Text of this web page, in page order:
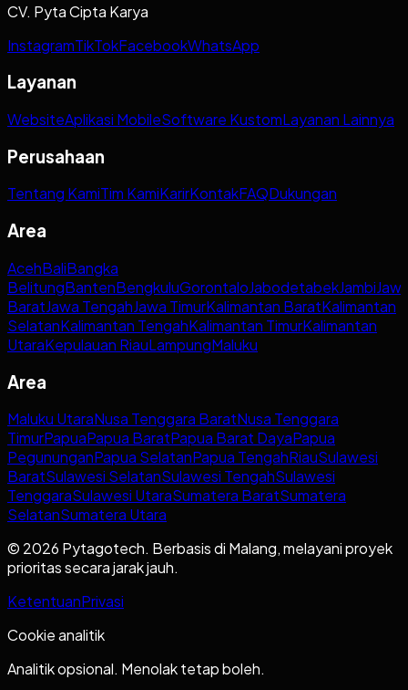
CV. Pyta Cipta Karya
InstagramTikTokFacebookWhatsApp
Layanan
WebsiteAplikasi MobileSoftware KustomLayanan Lainnya
Perusahaan
Tentang KamiTim KamiKarirKontakFAQDukungan
Area
AcehBaliBangka
BelitungBantenBengkuluGorontaloJabodetabekJambi
BaratJawa TengahJawa TimurKalimantan BaratKalimantan
SelatanKalimantan TengahKalimantan TimurKalimantan
UtaraKepulauan RiauLampungMaluku
Area
Maluku UtaraNusa Tenggara BaratNusa Tenggara
TimurPapuaPapua BaratPapua Barat DayaPapua
PegununganPapua SelatanPapua TengahRiauSulawesi
BaratSulawesi SelatanSulawesi TengahSulawesi
TenggaraSulawesi UtaraSumatera BaratSumatera
SelatanSumatera Utara
© 2026 Pytagotech. Berbasis di Malang, melayani proyek
prioritas secara jarak jauh.
KetentuanPrivasi
Cookie analitik
Analitik opsional. Menolak tetap boleh.